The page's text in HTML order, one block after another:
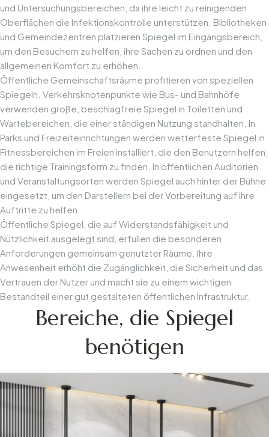
und Untersuchungsbereichen, da ihre leicht zu reinigenden
Oberflächen die Infektionskontrolle unterstützen. Bibliotheken
und Gemeindezentren platzieren Spiegel im Eingangsbereich,
um den Besuchern zu helfen, ihre Sachen zu ordnen und den
allgemeinen Komfort zu erhöhen.
Öffentliche Gemeinschaftsräume profitieren von speziellen
Spiegeln. Verkehrsknotenpunkte wie Bus- und Bahnhöfe
verwenden große, beschlagfreie Spiegel in Toiletten und
Wartebereichen, die einer ständigen Nutzung standhalten. In
Parks und Freizeiteinrichtungen werden wetterfeste Spiegel in
Fitnessbereichen im Freien installiert, die den Benutzern helfen,
die richtige Trainingsform zu finden. In öffentlichen Auditorien
und Veranstaltungsorten werden Spiegel auch hinter der Bühne
eingesetzt, um den Darstellern bei der Vorbereitung auf ihre
Auftritte zu helfen.
Öffentliche Spiegel, die auf Widerstandsfähigkeit und
Nützlichkeit ausgelegt sind, erfüllen die besonderen
Anforderungen gemeinsam genutzter Räume. Ihre
Anwesenheit erhöht die Zugänglichkeit, die Sicherheit und das
Vertrauen der Nutzer und macht sie zu einem wichtigen
Bestandteil einer gut gestalteten öffentlichen Infrastruktur.
Bereiche, die Spiegel
benötigen